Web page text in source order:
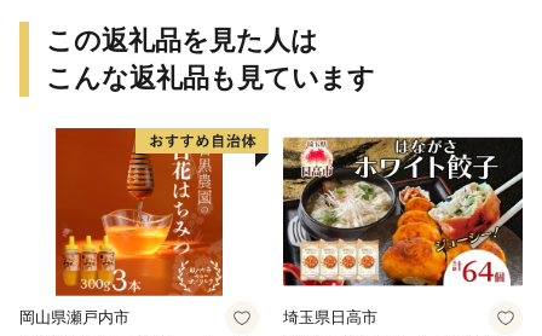
この返礼品を見た人は
こんな返礼品も見ています
岡山県瀬戸内市 埼玉県日高市